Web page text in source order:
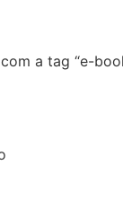
a tag “e-